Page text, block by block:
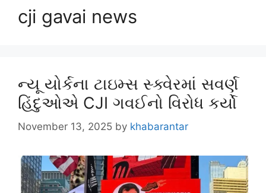
cji gavai news
ન્યૂ યોર્કના ટાઇમ્સ સ્ક્વેરમાં સવર્ણ
હિંદુઓએ CJI ગવઈનો વિરોધ કર્યો
November 13, 2025 by khabarantar